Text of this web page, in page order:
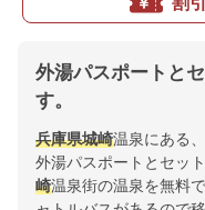
外湯パスポートと
す。
兵庫県城崎温泉にある
外湯パスポートとセッ
崎温泉街の温泉を無料